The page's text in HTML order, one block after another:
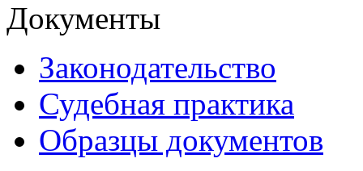
Документы
Законодательство
Судебная практика
Образцы документов